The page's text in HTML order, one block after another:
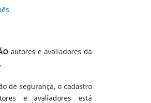
autores e avaliadores da
de segurança, o cadastro
e avaliadores está